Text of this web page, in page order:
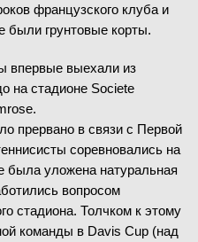
(89)
7 -6
4-6
-4
2-6
1/32 финала
французского клуба и
были грунтовые корты.
впервые выехали из
на стадионе Societe
прервано в связи с Первой
соревновались на
была уложена натуральная
вопросом
стадиона. Толчком к этому
команды в Davis Cup (над